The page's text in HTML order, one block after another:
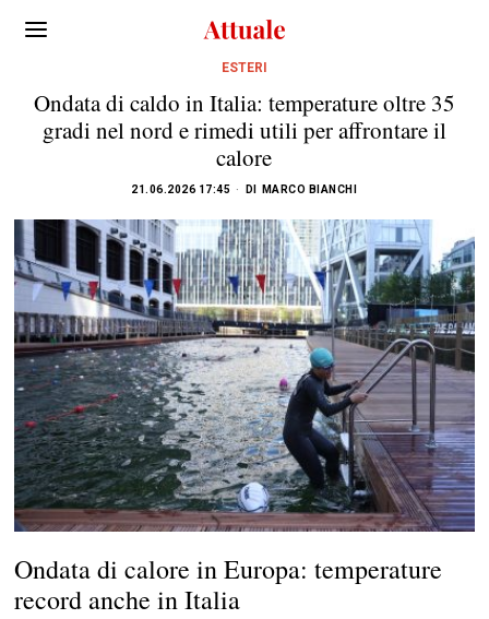
ESTERI
Ondata di caldo in Italia: temperature oltre 35
gradi nel nord e rimedi utili per affrontare il
calore
21.06.2026 17:45 DI MARCO BIANCHI
Ondata di calore in Europa: temperature
record anche in Italia